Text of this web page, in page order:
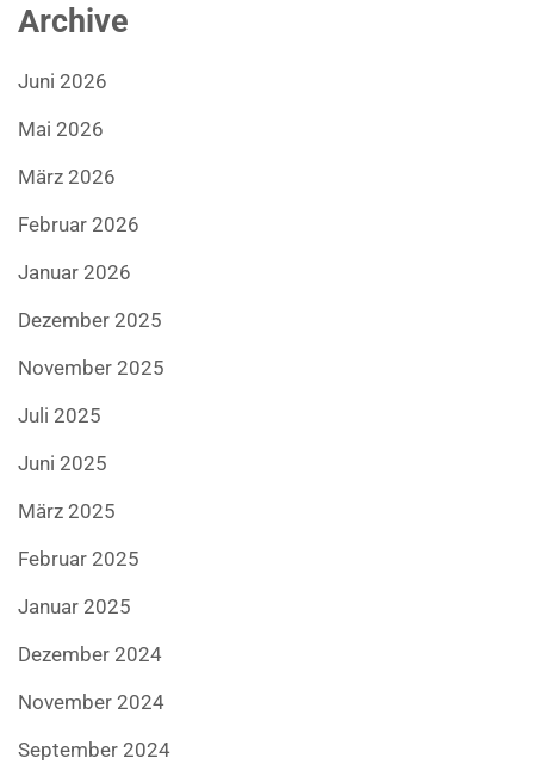
Archive
Juni 2026
Mai 2026
März 2026
Februar 2026
Januar 2026
Dezember 2025
November 2025
Juli 2025
Juni 2025
März 2025
Februar 2025
Januar 2025
Dezember 2024
November 2024
September 2024